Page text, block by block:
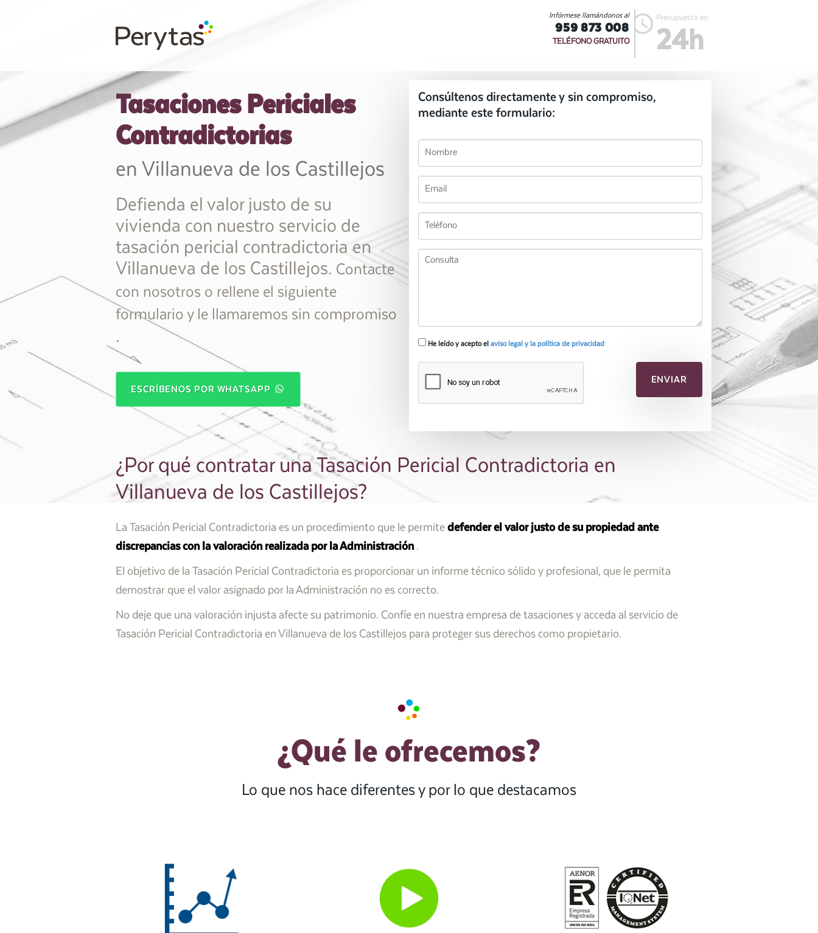
Presupuesto en
24h
Infórmese llamándonos al
959 873 008
TELÉFONO GRATUITO
Tasaciones Periciales
Contradictorias
en Villanueva de los Castillejos
Defienda el valor justo de su
vivienda con nuestro servicio de
tasación pericial contradictoria en
Villanueva de los Castillejos. Contacte
con nosotros o rellene el siguiente
formulario y le llamaremos sin compromiso
.
ESCRÍBENOS POR WHATSAPP
Consúltenos directamente y sin compromiso,
mediante este formulario:
He leído y acepto el aviso legal y la política de privacidad
¿Por qué contratar una Tasación Pericial Contradictoria en
Villanueva de los Castillejos?
La Tasación Pericial Contradictoria es un procedimiento que le permitedefender el valor justo de su propiedad ante
discrepancias con la valoración realizada por la Administración.
El objetivo de la Tasación Pericial Contradictoria es proporcionar un informe técnico sólido y profesional, que le permita
demostrar que el valor asignado por la Administración no es correcto.
No deje que una valoración injusta afecte su patrimonio. Confíe en nuestra empresa de tasaciones y acceda al servicio de
Tasación Pericial Contradictoria en Villanueva de los Castillejos para proteger sus derechos como propietario.
¿Qué le ofrecemos?
Lo que nos hace diferentes y por lo que destacamos